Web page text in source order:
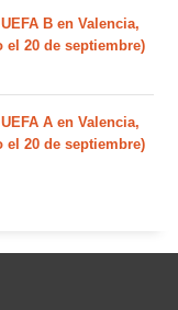
B en Valencia,
20 de septiembre)
A en Valencia,
20 de septiembre)